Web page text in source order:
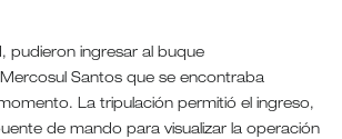
pudieron ingresar al buque
Santos que se encontraba
La tripulación permitió el ingreso,
de mando para visualizar la operación